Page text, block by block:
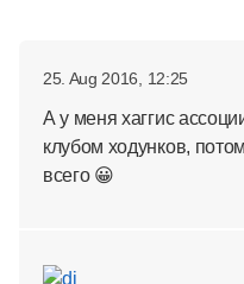
25. Aug 2016, 12:25
А у меня хаггис
клубом ходунков,
всего 😀